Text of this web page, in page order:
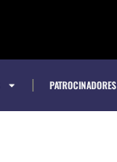
PATROCINADORES